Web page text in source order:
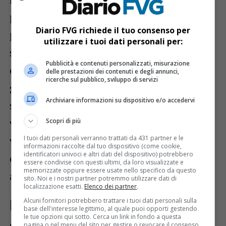
pienamente stabili su Udine e sull’intera
pianura friulana. Il cielo si presenterà
sereno o poco nuvoloso fin dalle prime ore
del mattino, con ottima visibilità e clima
già molto gradevole. Le temperature
saranno comprese tra i 16 e i 18 gradi,
valori superiori alla media del periodo. La
ventilazione debole da Nord-Nordest
contribuirà a mantenere condizioni
asciutte e piacevoli.
Pomeriggio: sole dominante e
Diario FVG richiede il tuo consenso per
utilizzare i tuoi dati personali per:
Pubblicità e contenuti personalizzati, misurazione
delle prestazioni dei contenuti e degli annunci,
ricerche sul pubblico, sviluppo di servizi
Archiviare informazioni su dispositivo e/o accedervi
Scopri di più
I tuoi dati personali verranno trattati da 431 partner e le
informazioni raccolte dal tuo dispositivo (come cookie,
identificatori univoci e altri dati del dispositivo) potrebbero
essere condivise con questi ultimi, da loro visualizzate e
memorizzate oppure essere usate nello specifico da questo
sito. Noi e i nostri partner potremmo utilizzare dati di
localizzazione esatti. Elenco dei partner.
Alcuni fornitori potrebbero trattare i tuoi dati personali sulla
base dell'interesse legittimo, al quale puoi opporti gestendo
le tue opzioni qui sotto. Cerca un link in fondo a questa